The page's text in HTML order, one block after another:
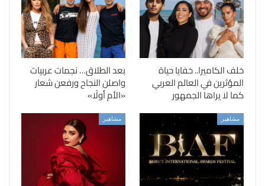
خلف الكاميرا.. خفايا حياة
المؤثرين في العالم العربي
كما لا يراها الجمهور
بعد الطلاق… نجمات عربيات
واصلن النجاح ورفعن شعار
«الأم أولًا»
مشاهير مشاهير